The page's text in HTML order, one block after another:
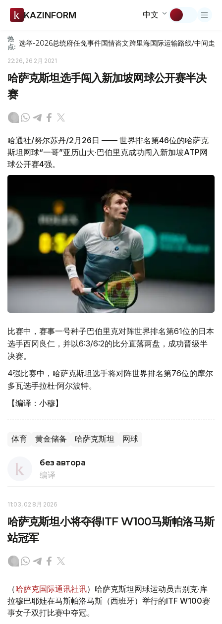
KAZINFORM 中文
热
点: 选举-2026总统府任免事件国情咨文跨里海国际运输路线/中间走廊
22:26, 26 2月 2021
哈萨克斯坦选手闯入新加坡网球公开赛半决
赛
哈通社/努尔苏丹/2月26日 —— 世界排名第46位的哈萨克
斯坦网球“一哥”亚历山大·巴伯里克成功闯入新加坡ATP网
球公开赛4强。
比赛中，赛事一号种子巴伯里克对阵世界排名第61位的日本
选手西冈良仁，并以6:3/6:2的比分直落两盘，成功晋级半
决赛。
4强比赛中，哈萨克斯坦选手将对阵世界排名第76位的摩尔
多瓦选手拉杜·阿尔波特。
【编译：小穆】
体育 黄金储备 哈萨克斯坦 网球
без автора
编译
11:03, 02 8月 2026
哈萨克斯坦小将夺得ITF W100马斯帕洛马斯
站冠军
（哈萨克国际通讯社讯）哈萨克斯坦网球运动员吉别克·库
拉穆巴耶娃在马斯帕洛马斯（西班牙）举行的ITF W100赛
事女子双打比赛中夺冠。